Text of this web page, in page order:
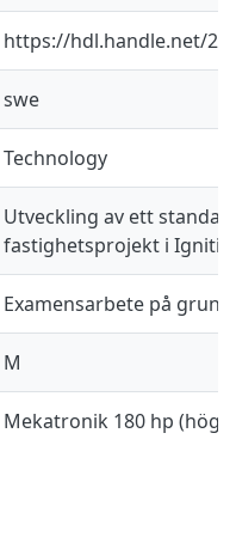
https://hdl.handle.net/
swe
Technology
Utveckling av ett
fastighetsprojekt i
Examensarbete på
M
Mekatronik 180 hp